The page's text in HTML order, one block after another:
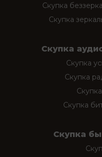
Скупка
Скупка
Скупка
Скупка
Скупка
Скупка
Скупка